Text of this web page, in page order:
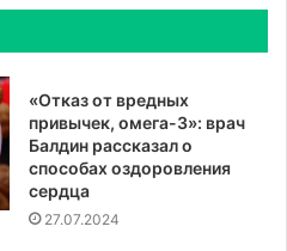
«Отказ от вредных
привычек, омега-3»: врач
Балдин рассказал о
способах оздоровления
сердца
27.07.2024